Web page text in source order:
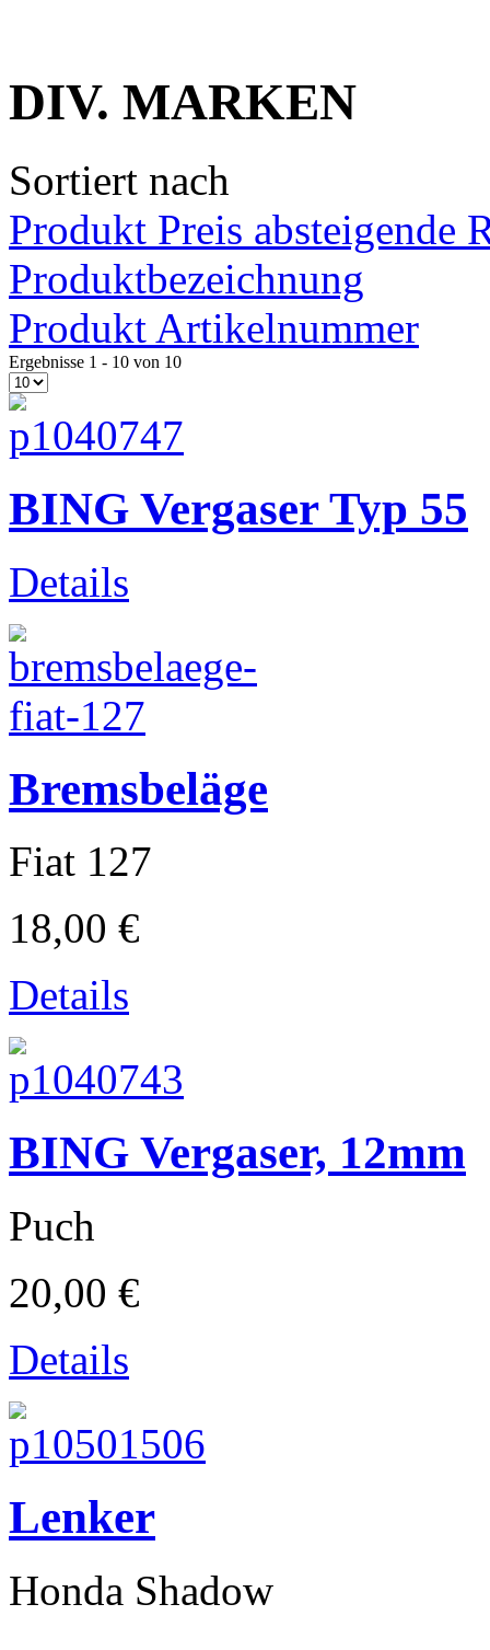
moderne Vespa
Lambretta
Ducati
DIV. MARKEN
Sortiert nach
Produkt Preis absteigende
Produktbezeichnung
Produkt Artikelnummer
Ergebnisse 1 - 10 von 10
BING Vergaser Typ 55
Details
Bremsbeläge
Fiat 127
18,00 €
Details
BING Vergaser, 12mm
Puch
20,00 €
Details
Lenker
Honda Shadow